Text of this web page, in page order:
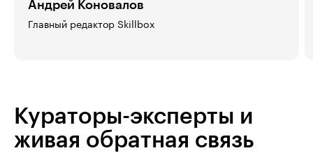
Андрей Коновалов
Главный редактор Skillbox
Кураторы-эксперты и
живая обратная связь